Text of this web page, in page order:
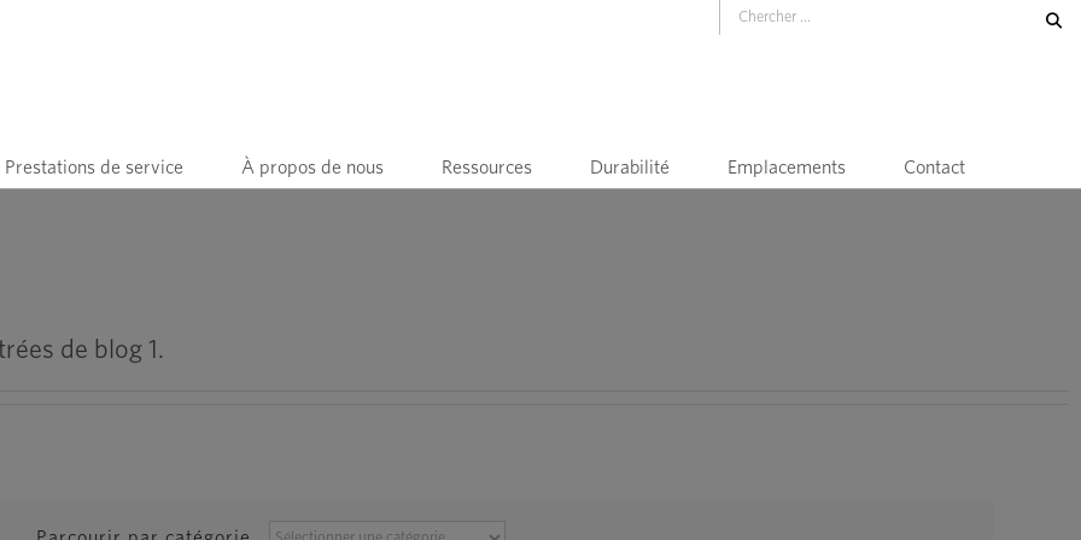
Prestations de service À propos de nous Ressources Durabilité Emplacements Contact
de blog 1.